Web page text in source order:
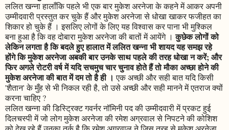
ललित खन्ना हालाँकि पहले भी एक बार मुकेश अरनेजा के कहने में आकर अपनी
उम्मीदवारी प्रस्तुत कर चुके हैं और मुकेश अरनेजा से धोखा खाकर फजीहत का
शिकार हो चुके हैं । इसलिए लोगों के लिए यह विश्वास कर पाना भी मुश्किल
बना हुआ है कि वह दोबारा मुकेश अरनेजा की बातों में आयेंगे ।कुछेक लोगों को
लेकिन लगता है कि बदले हुए हालात में ललित खन्ना भी शायद यह समझ रहे
होंगे कि मुकेश अरनेजा अबकी बार उनके साथ पहले की तरह धोखा न करें; और
फिर अगले रोटरी वर्ष में यदि सचमुच चार चुनाव होते हैं तो मौका अच्छा होने की
मुकेश अरनेजा की बात में दम तो है ही । एक अच्छी और सही बात यदि किसी
'शैतान' के मुँह से भी निकल रही है, तो उसे अच्छी और सही मानने में एतराज क्यों
करना चाहिए ?
ललित खन्ना की डिस्ट्रिक्ट गवर्नर नॉमिनी पद की उम्मीदवारी में प्रकट हुई
दिलचस्पी में जो लोग मुकेश अरनेजा की रमेश अग्रवाल से निपटने की कोशिश